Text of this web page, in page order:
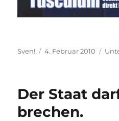
Autor
Sven!
Veröffentlicht
4. Februar 2010
Der Staat
brechen.